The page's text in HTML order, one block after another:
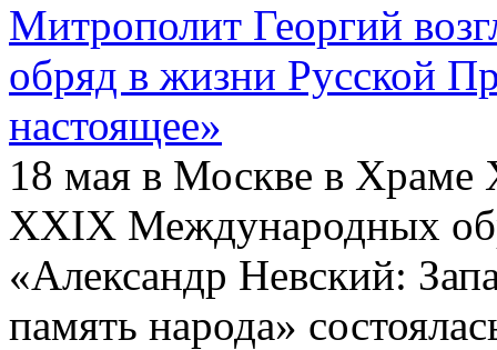
Митрополит Георгий
обряд в жизни Русской
настоящее»
18 мая в Москве в Храме
ХХIХ Международных
«Александр Невский:
память народа»